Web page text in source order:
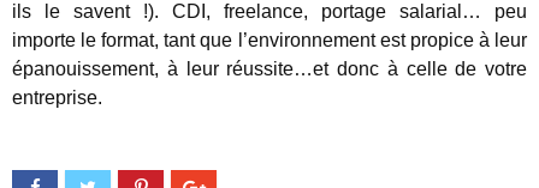
ils le savent !). CDI, freelance, portage salarial… peu
importe le format, tant que l’environnement est propice à leur
épanouissement, à leur réussite…et donc à celle de votre
entreprise.